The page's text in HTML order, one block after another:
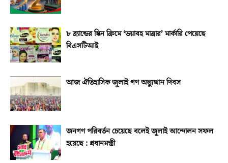
৮ ব্র্যান্ডের স্কিন ক্রিমে ‘ভয়াবহ মাত্রার’ মার্কারি পেয়েছে
বিএসটিআই
আজ ঐতিহাসিক জুলাই গণ অভ্যুত্থান দিবস
জনগণ পরিবর্তন চেয়েছে বলেই জুলাই আন্দোলন সফল
হয়েছে : প্রধানমন্ত্রী